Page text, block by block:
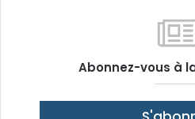
Abonnez-vous à